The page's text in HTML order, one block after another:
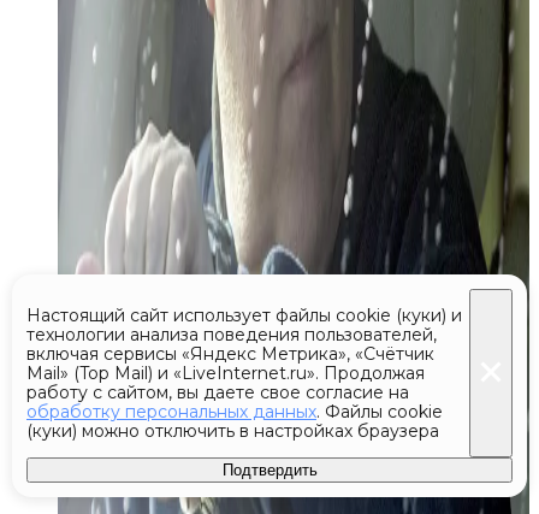
Настоящий сайт использует файлы cookie (куки) и
технологии анализа поведения пользователей,
включая сервисы «Яндекс Метрика», «Счётчик
Mail» (Top Mail) и «LiveInternet.ru». Продолжая
работу с сайтом, вы даете свое согласие на
обработку персональных данных. Файлы cookie
(куки) можно отключить в настройках браузера
Подтвердить